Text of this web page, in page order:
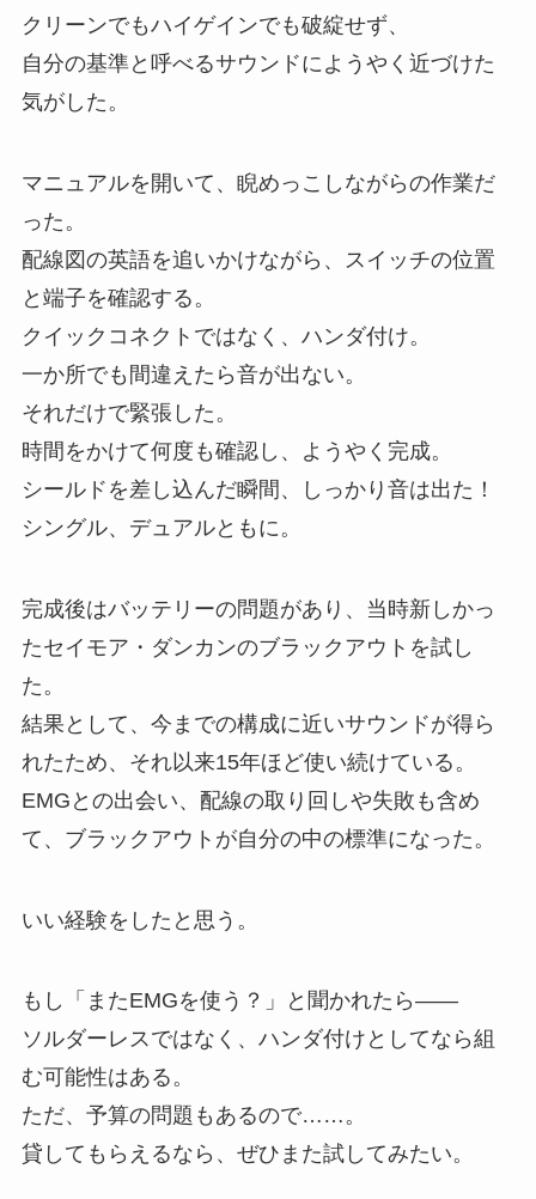
クリーンでもハイゲインでも破綻せず、
自分の基準と呼べるサウンドにようやく近づけた
気がした。
マニュアルを開いて、睨めっこしながらの作業だ
った。
配線図の英語を追いかけながら、スイッチの位置
と端子を確認する。
クイックコネクトではなく、ハンダ付け。
一か所でも間違えたら音が出ない。
それだけで緊張した。
時間をかけて何度も確認し、ようやく完成。
シールドを差し込んだ瞬間、しっかり音は出た！
シングル、デュアルともに。
完成後はバッテリーの問題があり、当時新しかっ
たセイモア・ダンカンのブラックアウトを試し
た。
結果として、今までの構成に近いサウンドが得ら
れたため、それ以来15年ほど使い続けている。
EMGとの出会い、配線の取り回しや失敗も含め
て、ブラックアウトが自分の中の標準になった。
いい経験をしたと思う。
もし「またEMGを使う？」と聞かれたら――
ソルダーレスではなく、ハンダ付けとしてなら組
む可能性はある。
ただ、予算の問題もあるので……。
貸してもらえるなら、ぜひまた試してみたい。